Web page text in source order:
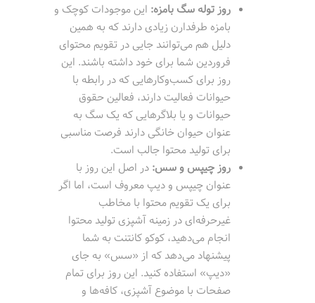
روز توله سگ بامزه: این موجودات کوچک و
بامزه طرفدارن زیادی دارند که به همین
دلیل هم می‌توانند جایی در تقویم محتوای
فروردین شما برای خود داشته باشند. این
روز برای کسب‌وکارهایی که در رابطه با
حیوانات فعالیت دارند، فعالین حقوق
حیوانات و یا بلاگرهایی که یک سگ به
عنوان حیوان خانگی دارند فرصت مناسبی
برای تولید محتوا جالب است.
روز چیپس و سس: در اصل این روز با
عنوان چیپس و دیپ معروف است، اما اگر
برای یک تقویم محتوا با مخاطب
غیرحرفه‌ای در زمینه آشپزی تولید محتوا
انجام می‌دهید، کوکو کانتنت به شما
پیشنهاد می‌دهد که از «سس» به جای
«دیپ» استفاده کنید. این روز برای تمام
صفحات با موضوع آشپزی، کافه‌ها و